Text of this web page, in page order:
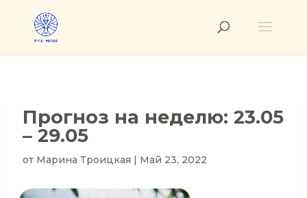
Прогноз на неделю: 23.05
– 29.05
от Марина Троицкая | Май 23, 2022